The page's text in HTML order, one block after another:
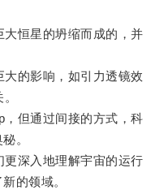
恒星的坍缩而成的，并
的影响，如引力透镜效
但通过间接的方式，科
。
深入地理解宇宙的运行
的领域。